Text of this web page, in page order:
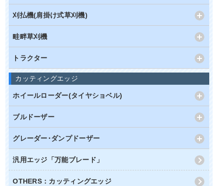
刈払機(肩掛け式草刈機)
畦畔草刈機
トラクター
カッティングエッジ
ホイールローダー(タイヤショベル)
ブルドーザー
グレーダー･ダンプドーザー
汎用エッジ「万能ブレード」
OTHERS：カッティングエッジ